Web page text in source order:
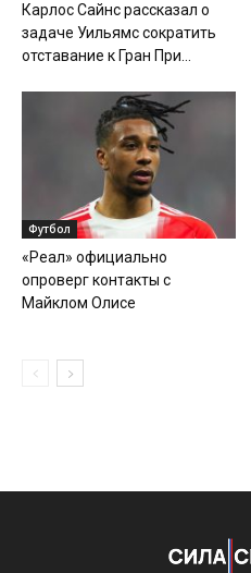
Карлос Сайнс рассказал о
задаче Уильямс сократить
отставание к Гран При...
Футбол
«Реал» официально
опроверг контакты с
Майклом Олисе